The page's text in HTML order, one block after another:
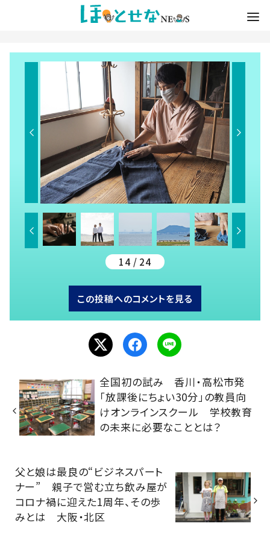
14 / 24
この投稿へのコメントを見る
全国初の試み 香川・高松市発
「放課後にちょい30分」の教員向
けオンラインスクール 学校教育
の未来に必要なこととは？
父と娘は最良の“ビジネスパート
ナー” 親子で営む立ち飲み屋が
コロナ禍に迎えた1周年、その歩
みとは 大阪・北区